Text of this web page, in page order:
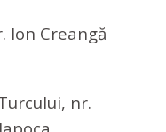
Ion Creangă
nr.